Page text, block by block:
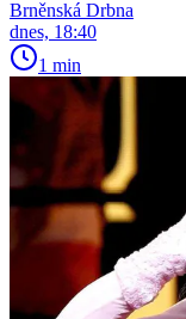
Brněnská Drbna
dnes, 18:40
1 min